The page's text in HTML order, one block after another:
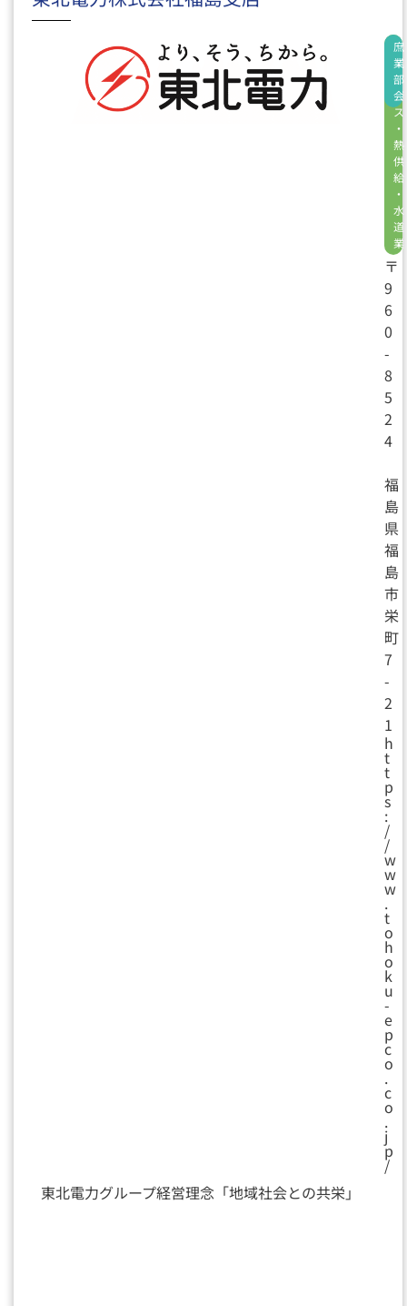
電
気
・
ガ
ス
・
熱
供
給
・
水
道
業
庶
業
部
会
〒
9
6
0
-
8
5
2
4
福
島
県
福
島
市
栄
町
7
-
2
1
h
t
t
p
s
:
/
/
w
w
w
.
t
o
h
o
k
u
-
e
p
c
o
.
c
o
.
j
p
/
東北電力グループ経営理念「地域社会との共栄」